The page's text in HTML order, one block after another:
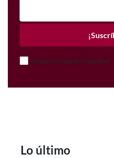
Acepto el Aviso de Privacidad
Lo último